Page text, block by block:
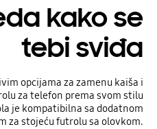
kako se
tebi sviđa
opcijama za zamenu kaiša i
za telefon prema svom stilu
je kompatibilna sa dodatnom
za stojeću futrolu sa olovkom.